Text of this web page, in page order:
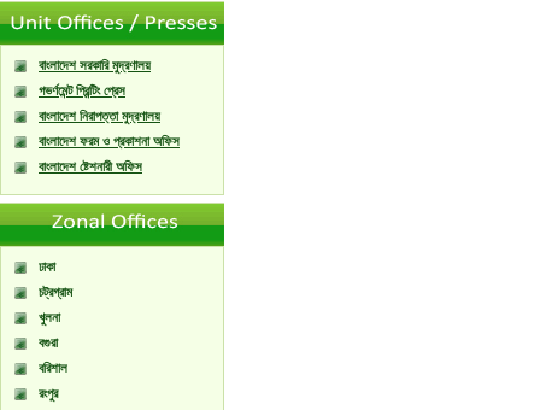
বাংলাদেশ সরকারি মুদ্রণালয়
গভর্ণমেন্ট প্রিন্টিং প্রেস
বাংলাদেশ নিরাপত্তা মুদ্রণালয়
বাংলাদেশ ফরম ও প্রকাশনা অফিস
বাংলাদেশ ষ্টেশনারী অফিস
ঢাকা
চট্রগ্রাম
খুলনা
বগুরা
বরিশাল
রংপুর